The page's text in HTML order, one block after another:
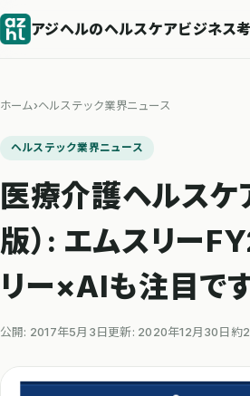
アジヘルのヘルスケアビジネス
ホーム›ヘルステック業界ニュース
ヘルステック業界ニュース
医療介護ヘルス
版）: エムスリー
リー×AIも注目です
公開: 2017年5月3日 更新: 2020年12月30日 約